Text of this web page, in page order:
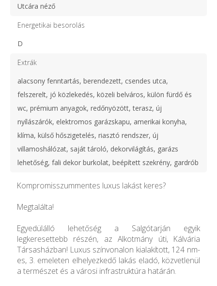
Utcára néző
Energetikai besorolás
D
Extrák
alacsony fenntartás, berendezett, csendes utca,
felszerelt, jó közlekedés, közeli belváros, külön fürdő és
wc, prémium anyagok, redőnyözött, terasz, új
nyílászárók, elektromos garázskapu, amerikai konyha,
klíma, külső hőszigetelés, riasztó rendszer, új
villamoshálózat, saját tároló, dekorvilágítás, garázs
lehetőség, fali dekor burkolat, beépített szekrény, gardrób
Kompromisszummentes luxus lakást keres?
Megtalálta!
Egyedülálló lehetőség a Salgótarján egyik
legkeresettebb részén, az Alkotmány úti, Kálvária
Társasházban! Luxus színvonalon kialakított, 124 nm-
es, 3. emeleten elhelyezkedő lakás eladó, közvetlenül
a természet és a városi infrastruktúra határán.